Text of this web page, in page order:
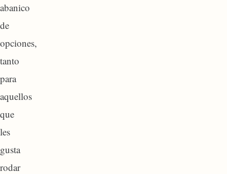
abanico
de
opciones,
tanto
para
aquellos
que
les
gusta
rodar